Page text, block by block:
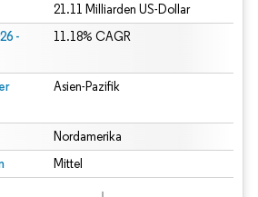
21.11 Milliarden US-Dollar
-
11.18% CAGR
Asien-Pazifik
Nordamerika
Mittel
Wiederverwendung erfordert Namensnennung